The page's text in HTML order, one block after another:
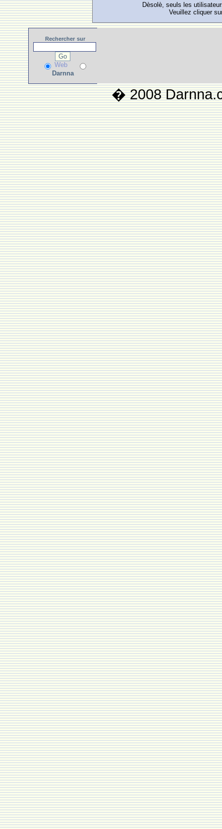
Dèsolè, seuls les
Veuillez cliquer
Rechercher sur
Web
Darnna
� 2008